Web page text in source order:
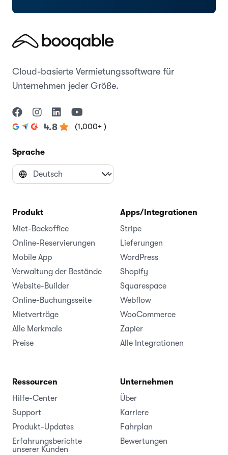
Cloud-basierte Vermietungssoftware für
Unternehmen jeder Größe.
4.8 (1,000+ )
Sprache
Produkt
Miet-Backoffice
Online-Reservierungen
Mobile App
Verwaltung der Bestände
Website-Builder
Online-Buchungsseite
Mietverträge
Alle Merkmale
Preise
Apps/Integrationen
Stripe
Lieferungen
WordPress
Shopify
Squarespace
Webflow
WooCommerce
Zapier
Alle Integrationen
Ressourcen
Hilfe-Center
Support
Produkt-Updates
Erfahrungsberichte
unserer Kunden
Unternehmen
Über
Karriere
Fahrplan
Bewertungen